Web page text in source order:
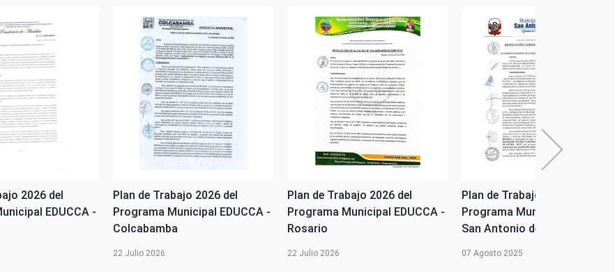
2026 del
EDUCCA -
Plan de Trabajo 2026 del
Programa Municipal EDUCCA -
Colcabamba
22 Julio 2026
Plan de Trabajo 2026 del
Programa Municipal EDUCCA -
Rosario
22 Julio 2026
Plan de Trabajo 2025 del
Programa Municipal EDUCCA
San Antonio de Putina
07 Agosto 2025